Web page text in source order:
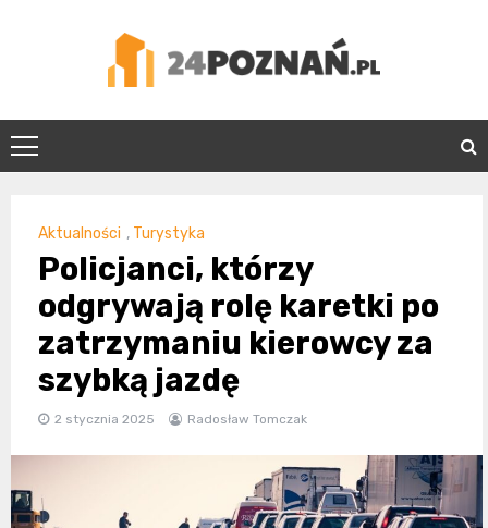
24Poznań.pl
Aktualności , Turystyka
Policjanci, którzy
odgrywają rolę karetki po
zatrzymaniu kierowcy za
szybką jazdę
2 stycznia 2025 Radosław Tomczak